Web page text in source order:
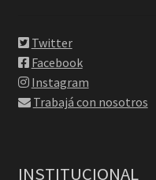
Twitter
Facebook
Instagram
Trabajá con nosotros
INSTITUCIONAL